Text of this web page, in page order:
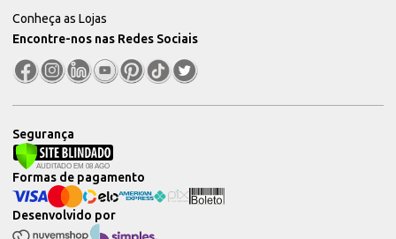
Conheça as Lojas
Encontre-nos nas Redes Sociais
Segurança
Desenvolvido por
Formas de pagamento